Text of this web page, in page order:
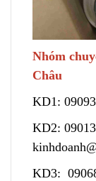
Nhóm
Châu
KD1:
KD2:
KD3: